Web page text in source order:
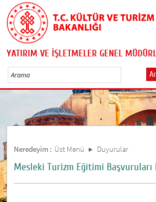
YATIRIM VE İŞLETMELER GENEL
Neredeyim : Üst Menü Duyurular
Mesleki Turizm Eğitimi Başvuruları